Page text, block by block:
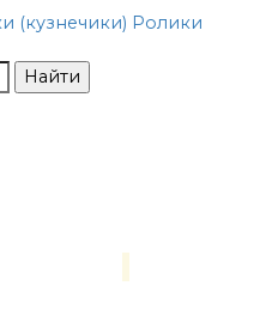
(кузнечики) Ролики
Найти